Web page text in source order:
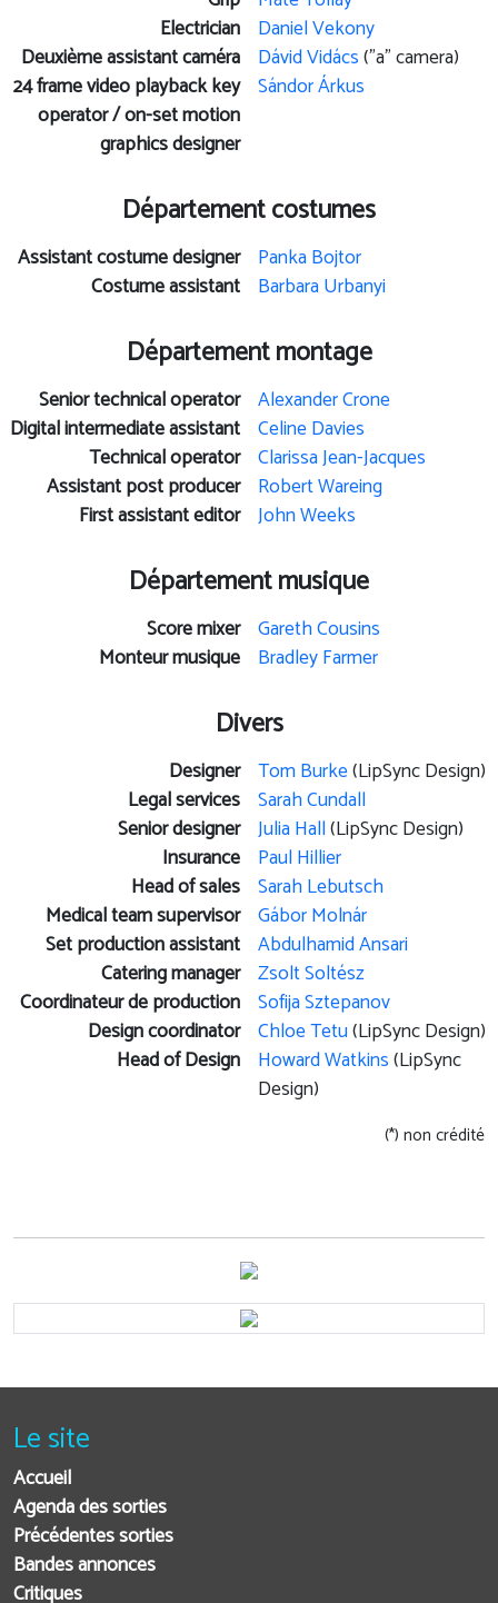
Electrician Daniel Vekony
Deuxième assistant caméra Dávid Vidács("a" camera)
24 frame video playback key
operator / on-set motion
graphics designer
Sándor Árkus
Département costumes
Assistant costume designer Panka Bojtor
Costume assistant Barbara Urbanyi
Département montage
Senior technical operator Alexander Crone
Digital intermediate assistant Celine Davies
Technical operator Clarissa Jean-Jacques
Assistant post producer Robert Wareing
First assistant editor John Weeks
Département musique
Score mixer Gareth Cousins
Monteur musique Bradley Farmer
Divers
Designer Tom Burke(LipSync Design)
Legal services Sarah Cundall
Senior designer Julia Hall(LipSync Design)
Insurance Paul Hillier
Head of sales Sarah Lebutsch
Medical team supervisor Gábor Molnár
Set production assistant Abdulhamid Ansari
Catering manager Zsolt Soltész
Coordinateur de production Sofija Sztepanov
Design coordinator Chloe Tetu(LipSync Design)
Head of Design Howard Watkins(LipSync
Design)
(*) non crédité
Le site
Accueil
Agenda des sorties
Précédentes sorties
Bandes annonces
Critiques